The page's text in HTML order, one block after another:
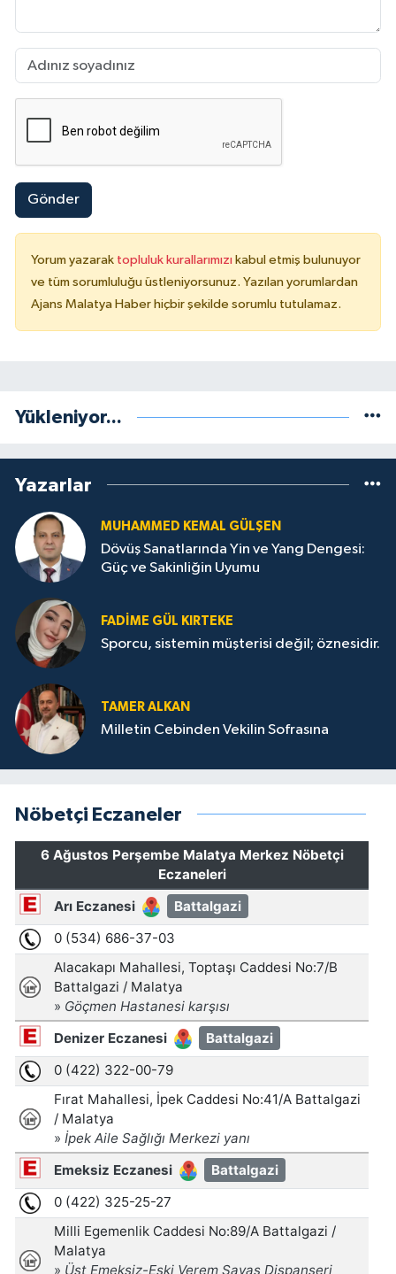
Gönder
Yorum yazarak topluluk kurallarımızı kabul etmiş bulunuyor
ve tüm sorumluluğu üstleniyorsunuz. Yazılan yorumlardan
Ajans Malatya Haber hiçbir şekilde sorumlu tutulamaz.
Yükleniyor...
Yazarlar
MUHAMMED KEMAL GÜLŞEN
Dövüş Sanatlarında Yin ve Yang Dengesi:
Güç ve Sakinliğin Uyumu
FADIME GÜL KIRTEKE
Sporcu, sistemin müşterisi değil; öznesidir.
TAMER ALKAN
Milletin Cebinden Vekilin Sofrasına
Nöbetçi Eczaneler